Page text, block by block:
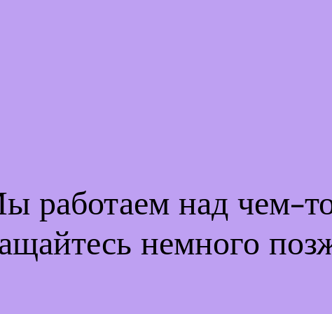
работаем над чем-
немного